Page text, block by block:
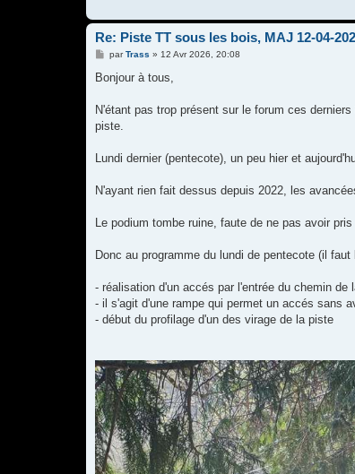
Re: Piste TT sous les bois, MAJ 12-04-
M
s
g
parTrass » 12 Avr 2026, 20:08
Bonjour à tous,
N'étant pas trop présent sur le forum ces
piste.
Lundi dernier (pentecote), un peu hier et
N'ayant rien fait dessus depuis 2022, les
Le podium tombe ruine, faute de ne pas avoir
Donc au programme du lundi de pentecote (il faut
- réalisation d'un accés par l'entrée du chemin de
- il s'agit d'une rampe qui permet un accés sans
- début du profilage d'un des virage de la piste